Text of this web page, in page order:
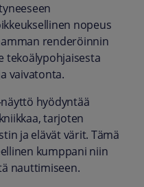
nopeus
renderöinnin
tekoälypohjaisesta
vaivatonta.
hyödyntää
tarjoten
ja elävät värit. Tämä
kumppani niin
nauttimiseen.